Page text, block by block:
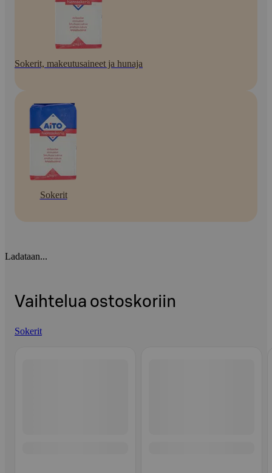
Sokerit, makeutusaineet ja hunaja
Sokerit
Ladataan...
Vaihtelua ostoskoriin
Sokerit